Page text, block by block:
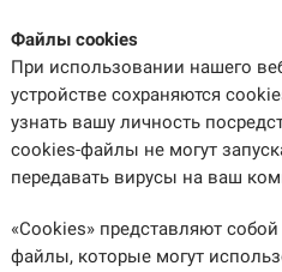
Файлы cookies
При использовании нашего
устройстве сохраняются
узнать вашу личность
cookies-файлы не могут
передавать вирусы на ваш
«Cookies» представляют
файлы, которые могут